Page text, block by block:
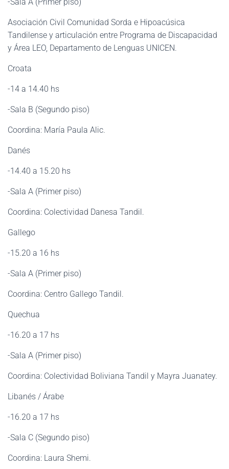
Asociación Civil Comunidad Sorda e Hipoacúsica
Tandilense y articulación entre Programa de Discapacidad
y Área LEO, Departamento de Lenguas UNICEN.
Croata
-14 a 14.40 hs
-Sala B (Segundo piso)
Coordina: María Paula Alic.
Danés
-14.40 a 15.20 hs
-Sala A (Primer piso)
Coordina: Colectividad Danesa Tandil.
Gallego
-15.20 a 16 hs
-Sala A (Primer piso)
Coordina: Centro Gallego Tandil.
Quechua
-16.20 a 17 hs
-Sala A (Primer piso)
Coordina: Colectividad Boliviana Tandil y Mayra Juanatey.
Libanés / Árabe
-16.20 a 17 hs
-Sala C (Segundo piso)
Coordina: Laura Shemi.